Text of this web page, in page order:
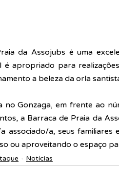
da Assojubs é uma
é apropriado para
a beleza da orla
no Gonzaga, em frente ao
a Barraca de Praia da
associado/a, seus familiares e
ou aproveitando o espaço
Notícias